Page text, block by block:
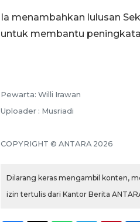
Ia menambahkan lulusan
untuk membantu
Pewarta: Willi Irawan
Uploader : Musriadi
COPYRIGHT © ANTARA 2026
Dilarang keras mengambil konten,
izin tertulis dari Kantor Berita